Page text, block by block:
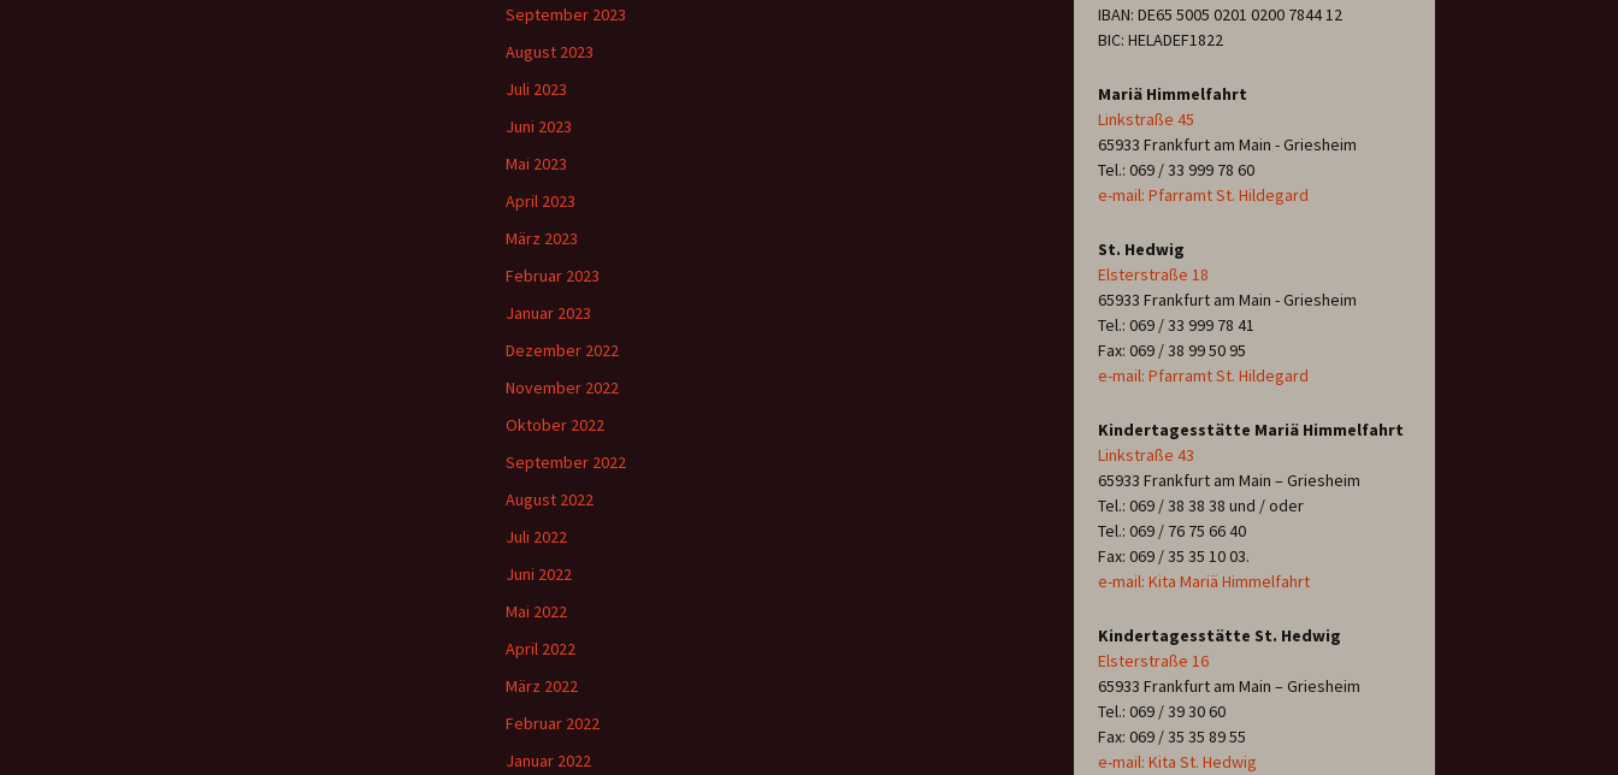
IBAN: DE65 5005 0201 0200 7844 12
BIC: HELADEF1822
Mariä Himmelfahrt
Linkstraße 45
65933 Frankfurt am Main - Griesheim
Tel.: 069 / 33 999 78 60
e-mail: Pfarramt St. Hildegard
St. Hedwig
Elsterstraße 18
65933 Frankfurt am Main - Griesheim
Tel.: 069 / 33 999 78 41
Fax: 069 / 38 99 50 95
e-mail: Pfarramt St. Hildegard
Kindertagesstätte Mariä Himmelfahrt
Linkstraße 43
65933 Frankfurt am Main – Griesheim
Tel.: 069 / 38 38 38 und / oder
Tel.: 069 / 76 75 66 40
Fax: 069 / 35 35 10 03.
e-mail: Kita Mariä Himmelfahrt
Kindertagesstätte St. Hedwig
Elsterstraße 16
65933 Frankfurt am Main – Griesheim
Tel.: 069 / 39 30 60
Fax: 069 / 35 35 89 55
e-mail: Kita St. Hedwig
September 2023
August 2023
Juli 2023
Juni 2023
Mai 2023
April 2023
März 2023
Februar 2023
Januar 2023
Dezember 2022
November 2022
Oktober 2022
September 2022
August 2022
Juli 2022
Juni 2022
Mai 2022
April 2022
März 2022
Februar 2022
Januar 2022